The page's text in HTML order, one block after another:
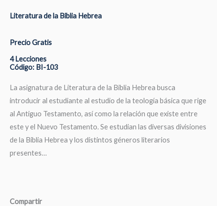
Literatura de la Biblia Hebrea
Precio Gratis
4 Lecciones
Código: BI-103
La asignatura de Literatura de la Biblia Hebrea busca
introducir al estudiante al estudio de la teología básica que rige
al Antiguo Testamento, así como la relación que existe entre
este y el Nuevo Testamento. Se estudian las diversas divisiones
de la Biblia Hebrea y los distintos géneros literarios
presentes…
Compartir